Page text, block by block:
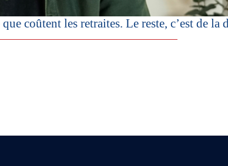
coûtent les retraites. Le reste, c’est de la